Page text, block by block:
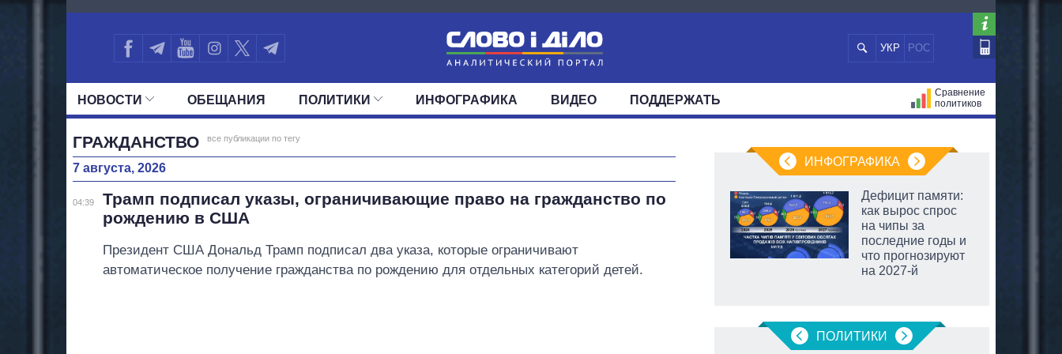
1292
УКР РОС
НОВОСТИ ОБЕЩАНИЯ ПОЛИТИКИ
ВСЕ ПОЛИТИКИ ПРЕЗИДЕНТ И ОФИС
ИНФОГРАФИКА ВИДЕО ПОДДЕРЖАТЬ
Сравнение
политиков
ГРАЖДАНСТВО все публикации по тегу
7 августа, 2026
04:39
Трамп подписал указы, ограничивающие право на гражданство по
рождению в США
Президент США Дональд Трамп подписал два указа, которые ограничивают
автоматическое получение гражданства по рождению для отдельных категорий детей.
ИНФОГРАФИКА
Как изменился
Дефицит памяти:
как вырос спрос
на чипы за
последние годы и
что прогнозируют
на 2027-й
ПОЛИТИКИ